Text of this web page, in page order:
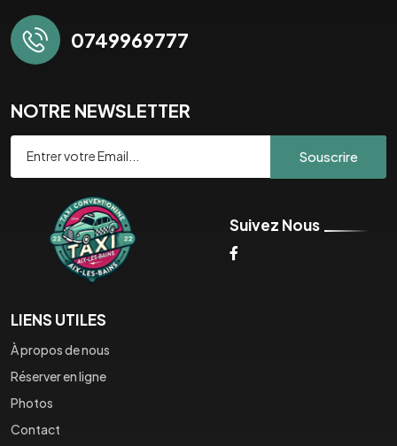
0749969777
NOTRE NEWSLETTER
Souscrire
Suivez Nous
LIENS UTILES
À propos de nous
Réserver en ligne
Photos
Contact